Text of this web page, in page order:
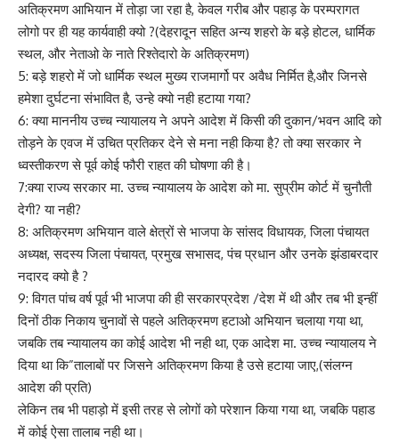
अतिक्रमण आभियान में तोड़ा जा रहा है, केवल गरीब और पहाड़ के परम्परागत
लोगो पर ही यह कार्यवाही क्यो ?(देहरादून सहित अन्य शहरो के बड़े होटल, धार्मिक
स्थल, और नेताओ के नाते रिश्तेदारो के अतिक्रमण)
5: बड़े शहरो में जो धार्मिक स्थल मुख्य राजमार्गो पर अवैध निर्मित है,और जिनसे
हमेशा दुर्घटना संभावित है, उन्हे क्यो नही हटाया गया?
6: क्या माननीय उच्च न्यायालय ने अपने आदेश में किसी की दुकान/भवन आदि को
तोड़ने के एवज में उचित प्रतिकर देने से मना नही किया है? तो क्या सरकार ने
ध्वस्तीकरण से पूर्व कोई फौरी राहत की घोषणा की है।
7:क्या राज्य सरकार मा. उच्च न्यायालय के आदेश को मा. सुप्रीम कोर्ट में चुनौती
देगी? या नही?
8: अतिक्रमण अभियान वाले क्षेत्रों से भाजपा के सांसद विधायक, जिला पंचायत
अध्यक्ष, सदस्य जिला पंचायत, प्रमुख सभासद, पंच प्रधान और उनके झंडाबरदार
नदारद क्यो है ?
9: विगत पांच वर्ष पूर्व भी भाजपा की ही सरकारप्रदेश /देश में थी और तब भी इन्हीं
दिनों ठीक निकाय चुनावों से पहले अतिक्रमण हटाओ अभियान चलाया गया था,
जबकि तब न्यायालय का कोई आदेश भी नही था, एक आदेश मा. उच्च न्यायालय ने
दिया था कि”तालाबों पर जिसने अतिक्रमण किया है उसे हटाया जाए,(संलग्न
आदेश की प्रति)
लेकिन तब भी पहाड़ो में इसी तरह से लोगों को परेशान किया गया था, जबकि पहाड
में कोई ऐसा तालाब नही था।